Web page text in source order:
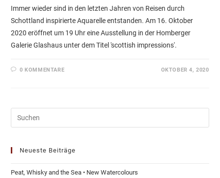
Immer wieder sind in den letzten Jahren von Reisen durch
Schottland inspirierte Aquarelle entstanden. Am 16. Oktober
2020 eröffnet um 19 Uhr eine Ausstellung in der Homberger
Galerie Glashaus unter dem Titel 'scottish impressions'.
0 KOMMENTARE OKTOBER 4, 2020
Neueste Beiträge
Peat, Whisky and the Sea • New Watercolours